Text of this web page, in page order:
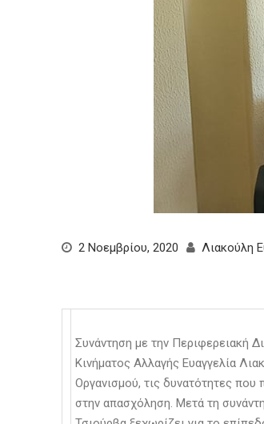
2 Νοεμβρίου, 2020 Λιακούλη
Συνάντηση με την Περιφερειακή
Κινήματος Αλλαγής Ευαγγελία
Οργανισμού, τις δυνατότητες που
στην απασχόληση. Μετά τη